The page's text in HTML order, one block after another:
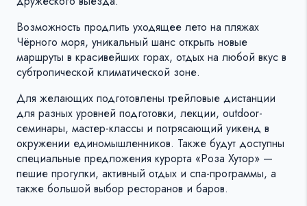
Возможность продлить уходящее лето на пляжах
Чёрного моря, уникальный шанс открыть новые
маршруты в красивейших горах, отдых на любой вкус в
субтропической климатической зоне.
Для желающих подготовлены трейловые дистанции
для разных уровней подготовки, лекции, outdoor-
семинары, мастер-классы и потрясающий уикенд в
окружении единомышленников. Также будут доступны
специальные предложения курорта «Роза Хутор» —
пешие прогулки, активный отдых и спа-программы, а
также большой выбор ресторанов и баров.